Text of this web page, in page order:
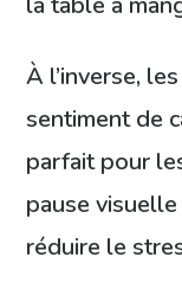
À l’inverse,
sentiment de
parfait pour
pause
réduire le